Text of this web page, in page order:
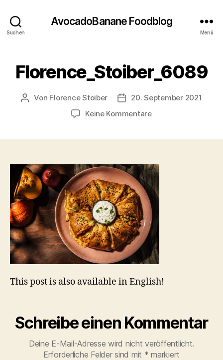
Suchen
AvocadoBanane Foodblog
Menü
Florence_Stoiber_6089
Beitragsautor
Von Florence Stoiber Veröffentlichungsdatum
20. September 2021
Keine Kommentarezu
This post is also available in English!
Schreibe einen Kommentar
Deine E-Mail-Adresse wird nicht veröffentlicht.
Erforderliche Felder sind mit * markiert